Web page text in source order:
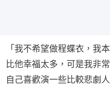
「我不希望做程蝶衣，我
比他幸福太多，可是我非
自己喜歡演一些比較悲劇